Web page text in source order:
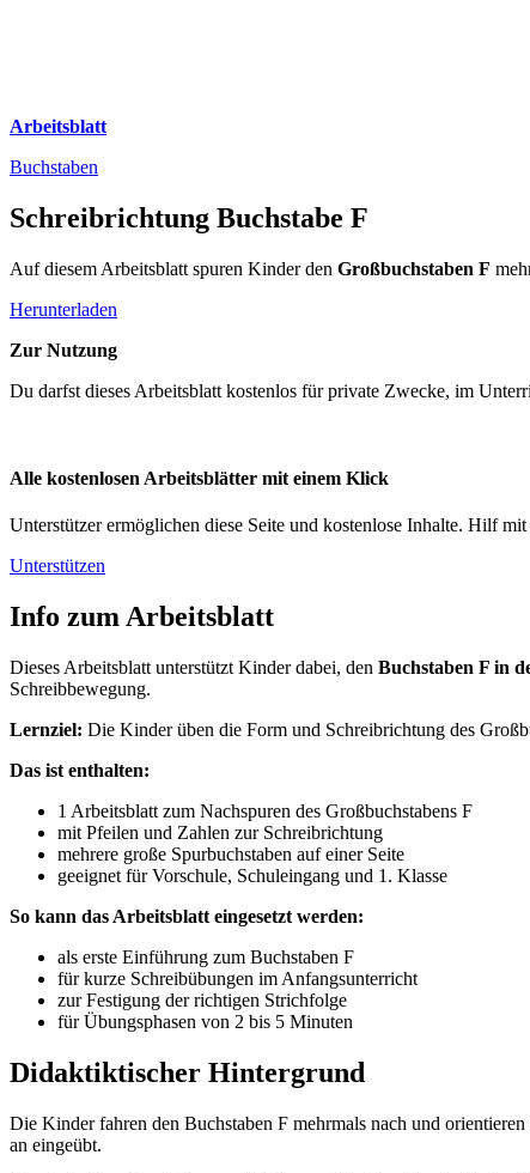
Arbeitsblatt
Buchstaben
Schreibrichtung Buchstabe F
Auf diesem Arbeitsblatt spuren Kinder den Großbuchstaben F
Herunterladen
Zur Nutzung
Du darfst dieses Arbeitsblatt kostenlos für private Zwecke, im
Alle kostenlosen Arbeitsblätter mit einem Klick
Unterstützer ermöglichen diese Seite und kostenlose Inhalte. Hilf
Unterstützen
Info zum Arbeitsblatt
Dieses Arbeitsblatt unterstützt Kinder dabei, den Buchstaben F in
Schreibbewegung.
Lernziel: Die Kinder üben die Form und Schreibrichtung des
Das ist enthalten:
1 Arbeitsblatt zum Nachspuren des Großbuchstabens F
mit Pfeilen und Zahlen zur Schreibrichtung
mehrere große Spurbuchstaben auf einer Seite
geeignet für Vorschule, Schuleingang und 1. Klasse
So kann das Arbeitsblatt eingesetzt werden:
als erste Einführung zum Buchstaben F
für kurze Schreibübungen im Anfangsunterricht
zur Festigung der richtigen Strichfolge
für Übungsphasen von 2 bis 5 Minuten
Didaktiktischer Hintergrund
Die Kinder fahren den Buchstaben F mehrmals nach und
an eingeübt.